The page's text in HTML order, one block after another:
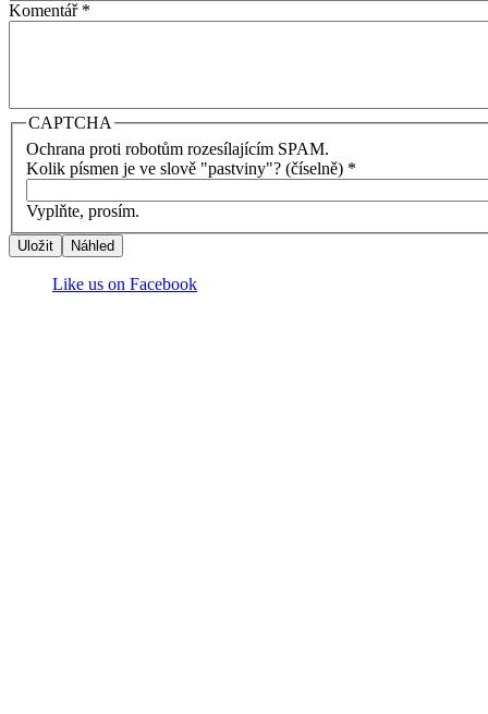
Komentář *
CAPTCHA
Ochrana proti robotům rozesílajícím SPAM.
Kolik písmen je ve slově "pastviny"? (číselně) *
Vyplňte, prosím.
Like us on Facebook